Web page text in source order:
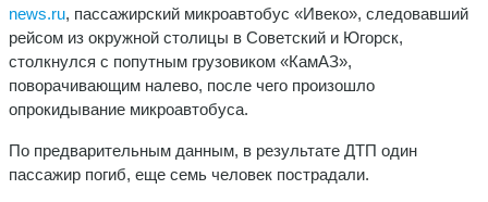
news.ru, пассажирский микроавтобус «Ивеко», следовавший
рейсом из окружной столицы в Советский и Югорск,
столкнулся с попутным грузовиком «КамАЗ»,
поворачивающим налево, после чего произошло
опрокидывание микроавтобуса.
По предварительным данным, в результате ДТП один
пассажир погиб, еще семь человек пострадали.